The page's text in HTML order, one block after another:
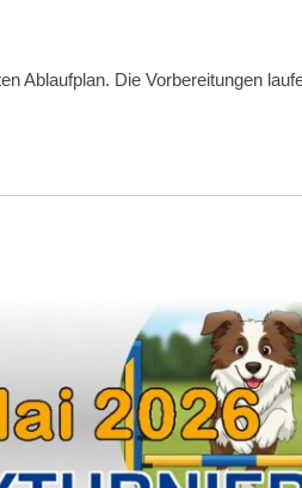
Ablaufplan. Die Vorbereitungen